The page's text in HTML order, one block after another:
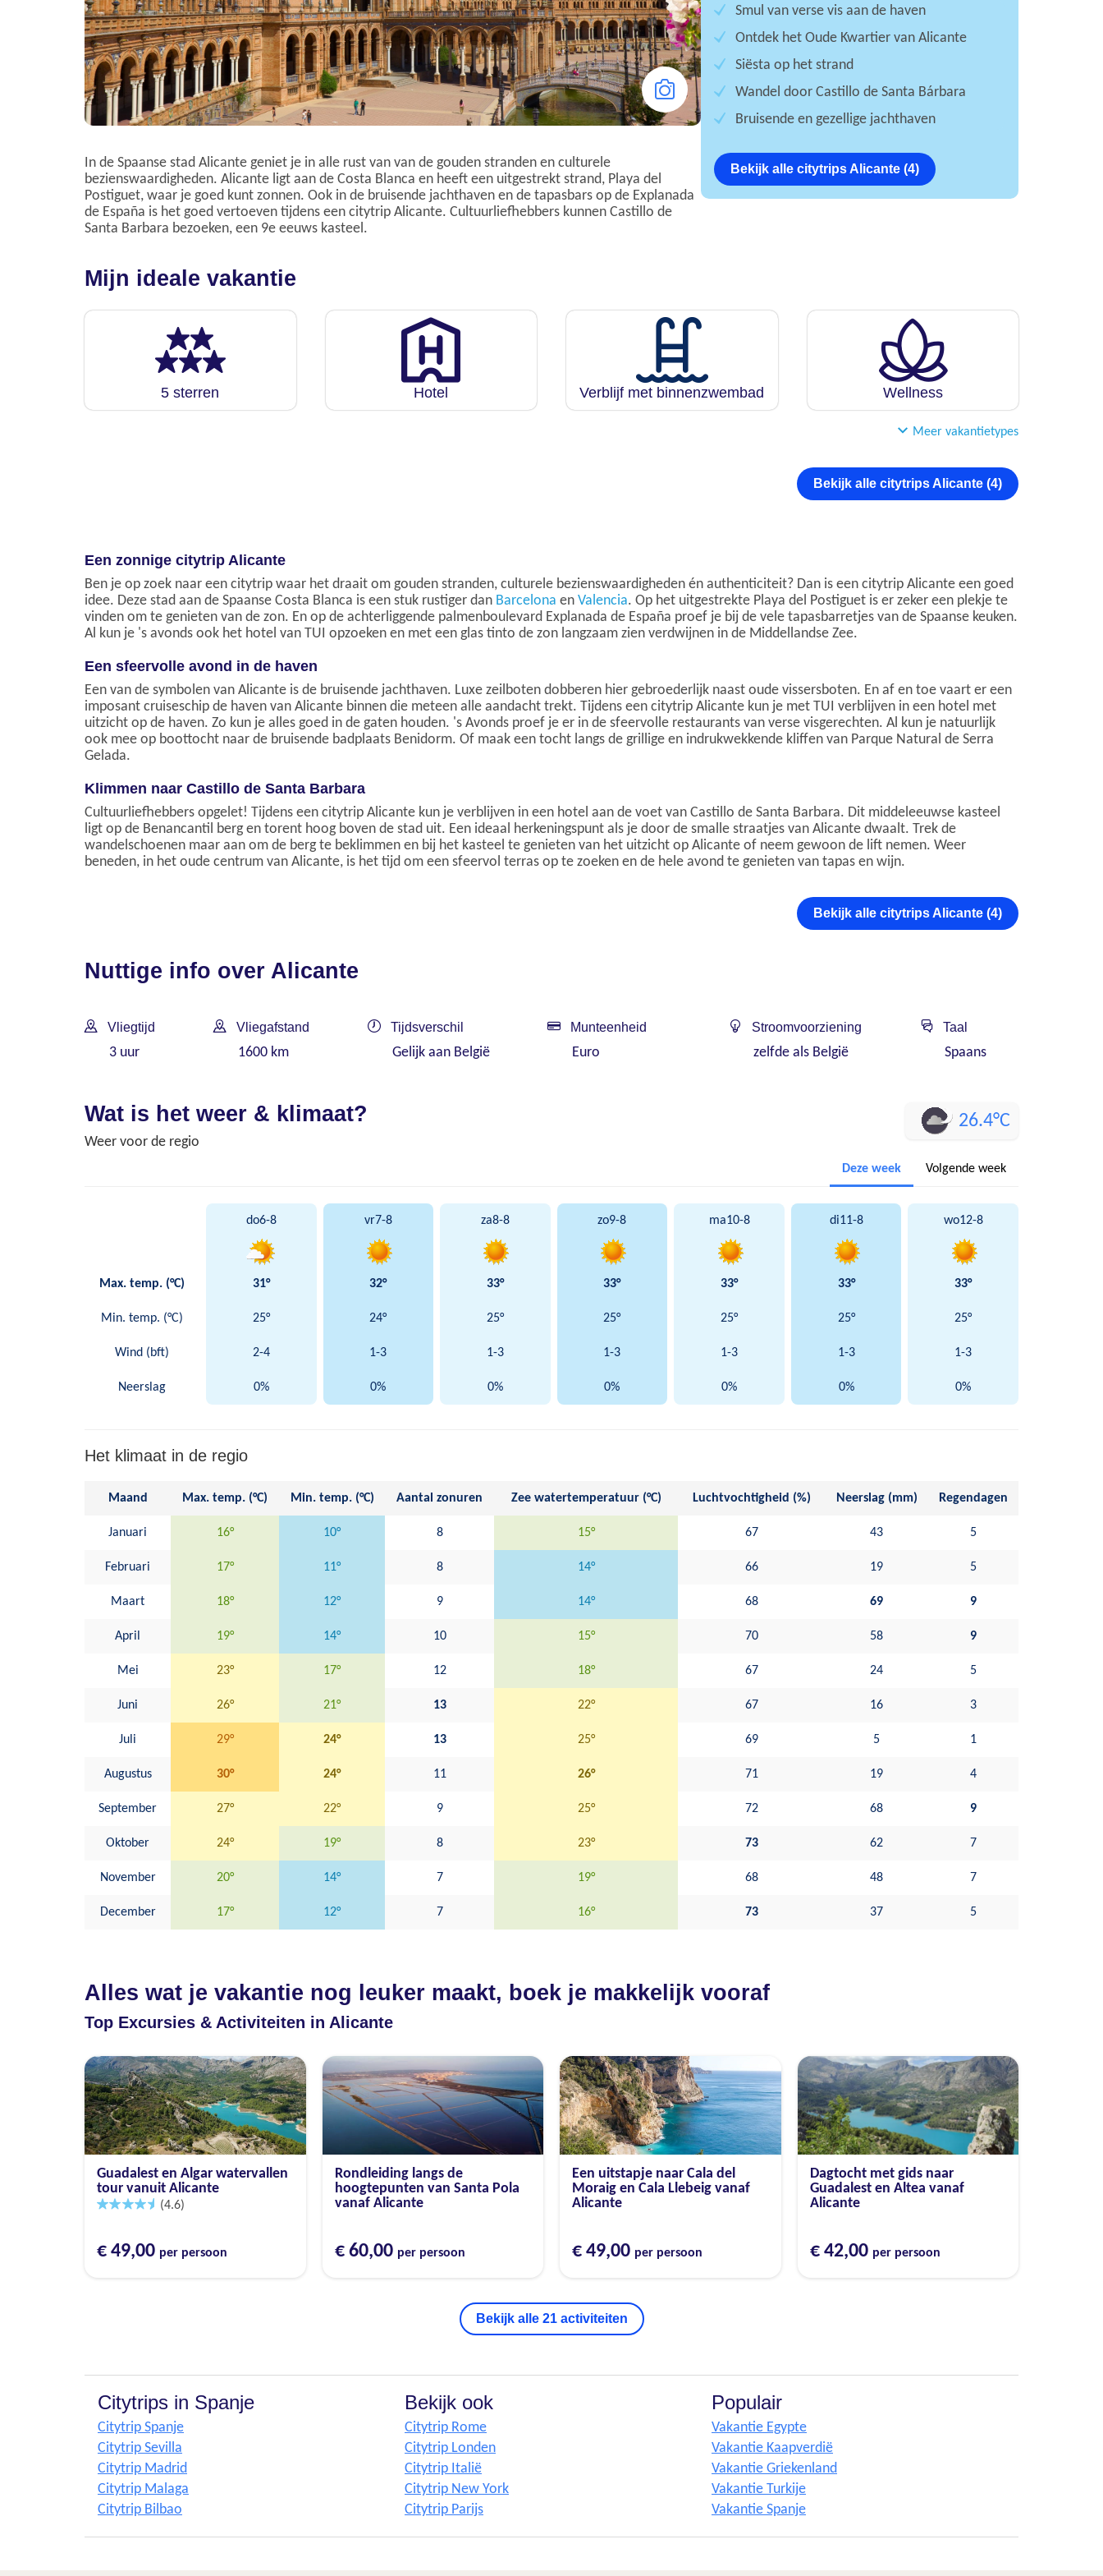
In de Spaanse stad Alicante geniet je in alle rust van van de gouden stranden en culturele
bezienswaardigheden. Alicante ligt aan de Costa Blanca en heeft een uitgestrekt strand, Playa del
Postiguet, waar je goed kunt zonnen. Ook in de bruisende jachthaven en de tapasbars op de Explanada
de España is het goed vertoeven tijdens een citytrip Alicante. Cultuurliefhebbers kunnen Castillo de
Santa Barbara bezoeken, een 9e eeuws kasteel.
Smul van verse vis aan de haven
Ontdek het Oude Kwartier van Alicante
Siësta op het strand
Wandel door Castillo de Santa Bárbara
Bruisende en gezellige jachthaven
Bekijk alle citytrips Alicante (4)
Mijn ideale vakantie
5 sterren Hotel Verblijf met binnenzwembad Wellness
Meer vakantietypes
Bekijk alle citytrips Alicante (4)
Een zonnige citytrip Alicante
Ben je op zoek naar een citytrip waar het draait om gouden stranden, culturele bezienswaardigheden én authenticiteit? Dan is een citytrip Alicante een goed
idee. Deze stad aan de Spaanse Costa Blanca is een stuk rustiger dan Barcelona en Valencia. Op het uitgestrekte Playa del Postiguet is er zeker een plekje te
vinden om te genieten van de zon. En op de achterliggende palmenboulevard Explanada de España proef je bij de vele tapasbarretjes van de Spaanse keuken.
Al kun je 's avonds ook het hotel van TUI opzoeken en met een glas tinto de zon langzaam zien verdwijnen in de Middellandse Zee.
Een sfeervolle avond in de haven
Een van de symbolen van Alicante is de bruisende jachthaven. Luxe zeilboten dobberen hier gebroederlijk naast oude vissersboten. En af en toe vaart er een
imposant cruiseschip de haven van Alicante binnen die meteen alle aandacht trekt. Tijdens een citytrip Alicante kun je met TUI verblijven in een hotel met
uitzicht op de haven. Zo kun je alles goed in de gaten houden. 's Avonds proef je er in de sfeervolle restaurants van verse visgerechten. Al kun je natuurlijk
ook mee op boottocht naar de bruisende badplaats Benidorm. Of maak een tocht langs de grillige en indrukwekkende kliffen van Parque Natural de Serra
Gelada.
Klimmen naar Castillo de Santa Barbara
Cultuurliefhebbers opgelet! Tijdens een citytrip Alicante kun je verblijven in een hotel aan de voet van Castillo de Santa Barbara. Dit middeleeuwse kasteel
ligt op de Benancantil berg en torent hoog boven de stad uit. Een ideaal herkeningspunt als je door de smalle straatjes van Alicante dwaalt. Trek de
wandelschoenen maar aan om de berg te beklimmen en bij het kasteel te genieten van het uitzicht op Alicante of neem gewoon de lift nemen. Weer
beneden, in het oude centrum van Alicante, is het tijd om een sfeervol terras op te zoeken en de hele avond te genieten van tapas en wijn.
Bekijk alle citytrips Alicante (4)
Nuttige info over Alicante
Vliegtijd
3 uur
Vliegafstand
1600 km
Tijdsverschil
Gelijk aan België
Munteenheid
Euro
Stroomvoorziening
zelfde als België
Taal
Spaans
Wat is het weer & klimaat?
Weer voor de regio
26.4°C
Deze week Volgende week
do6-8 vr7-8 za8-8 zo9-8 ma10-8 di11-8 wo12-8
Max. temp. (°C) 31° 32° 33° 33° 33° 33° 33°
Min. temp. (°C) 25° 24° 25° 25° 25° 25° 25°
Wind (bft) 2-4 1-3 1-3 1-3 1-3 1-3 1-3
Neerslag 0% 0% 0% 0% 0% 0% 0%
Het klimaat in de regio
Maand Max. temp. (°C) Min. temp. (°C) Aantal zonuren Zee watertemperatuur (°C) Luchtvochtigheid (%) Neerslag (mm) Regendagen
Januari 16° 10° 8 15° 67 43 5
Februari 17° 11° 8 14° 66 19 5
Maart 18° 12° 9 14° 68 69 9
April 19° 14° 10 15° 70 58 9
Mei 23° 17° 12 18° 67 24 5
Juni 26° 21° 13 22° 67 16 3
Juli 29° 24° 13 25° 69 5 1
Augustus 30° 24° 11 26° 71 19 4
September 27° 22° 9 25° 72 68 9
Oktober 24° 19° 8 23° 73 62 7
November 20° 14° 7 19° 68 48 7
December 17° 12° 7 16° 73 37 5
Alles wat je vakantie nog leuker maakt, boek je makkelijk vooraf
Top Excursies & Activiteiten in Alicante
Guadalest en Algar watervallen
tour vanuit Alicante
(4.6)
€ 49,00 per persoon
Rondleiding langs de
hoogtepunten van Santa Pola
vanaf Alicante
€ 60,00 per persoon
Een uitstapje naar Cala del
Moraig en Cala Llebeig vanaf
Alicante
€ 49,00 per persoon
Dagtocht met gids naar
Guadalest en Altea vanaf
Alicante
€ 42,00 per persoon
Bekijk alle 21 activiteiten
Citytrips in Spanje
Citytrip Spanje
Citytrip Sevilla
Citytrip Madrid
Citytrip Malaga
Citytrip Bilbao
Bekijk ook
Citytrip Rome
Citytrip Londen
Citytrip Italië
Citytrip New York
Citytrip Parijs
Populair
Vakantie Egypte
Vakantie Kaapverdië
Vakantie Griekenland
Vakantie Turkije
Vakantie Spanje